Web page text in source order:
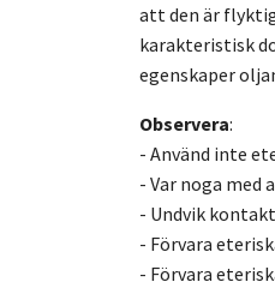
att den är
karakteristisk
egenskaper
Observera:
- Använd inte
- Var noga med
- Undvik
- Förvara
- Förvara